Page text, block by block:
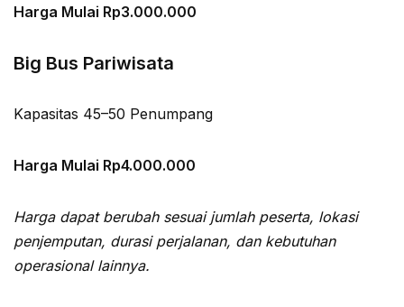
Harga Mulai Rp3.000.000
Big Bus Pariwisata
Kapasitas 45–50 Penumpang
Harga Mulai Rp4.000.000
Harga dapat berubah sesuai jumlah peserta, lokasi
penjemputan, durasi perjalanan, dan kebutuhan
operasional lainnya.